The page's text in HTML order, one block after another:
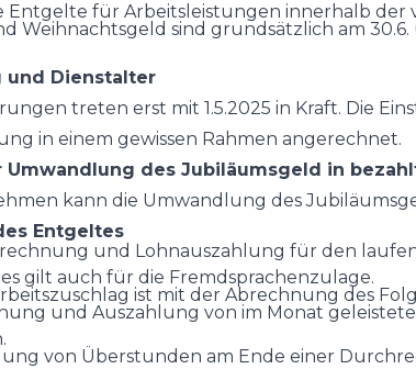
Entgelte für Arbeitsleistungen innerhalb der
Weihnachtsgeld sind grundsätzlich am
und Dienstalter
treten erst mit 1.5.2025 in Kraft. Die
in einem gewissen Rahmen angerechnet.
Umwandlung des Jubiläumsgeld in
kann die Umwandlung des
Entgeltes
und Lohnauszahlung für den
gilt auch für die Fremdsprachenzulage.
ist mit der Abrechnung des
und Auszahlung von im Monat
von Überstunden am Ende einer